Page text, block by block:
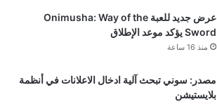
عرض جديد للعبة Onimusha: Way of the
Sword يؤكد موعد الإطلاق
منذ 16 ساعة
مصدر: سوني تبحث آلية ادخال الاعلانات في أنظمة
بلايستيشن